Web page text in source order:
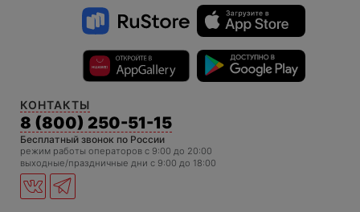
КОНТАКТЫ
8 (800) 250-51-15
Бесплатный звонок по России
режим работы операторов c 9:00 до 20:00
выходные/праздничные дни с 9:00 до 18:00